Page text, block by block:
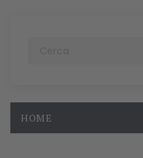
HOME